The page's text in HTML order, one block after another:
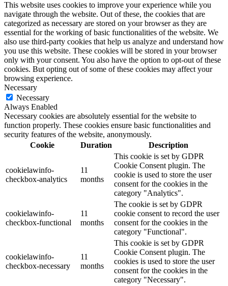
This website uses cookies to improve your experience while you
navigate through the website. Out of these, the cookies that are
categorized as necessary are stored on your browser as they are
essential for the working of basic functionalities of the website. We
also use third-party cookies that help us analyze and understand how
you use this website. These cookies will be stored in your browser
only with your consent. You also have the option to opt-out of these
cookies. But opting out of some of these cookies may affect your
browsing experience.
Necessary
Necessary
Always Enabled
Necessary cookies are absolutely essential for the website to
function properly. These cookies ensure basic functionalities and
security features of the website, anonymously.
Cookie
Duration Description
cookielawinfo-
checkbox-analytics
11
months
This cookie is set by GDPR
Cookie Consent plugin. The
cookie is used to store the user
consent for the cookies in the
category "Analytics".
cookielawinfo-
checkbox-functional
11
months
The cookie is set by GDPR
cookie consent to record the user
consent for the cookies in the
category "Functional".
cookielawinfo-
checkbox-necessary
11
months
This cookie is set by GDPR
Cookie Consent plugin. The
cookies is used to store the user
consent for the cookies in the
category "Necessary".